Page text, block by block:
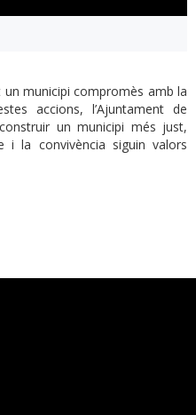
un municipi compromès amb la
accions, l’Ajuntament de
un municipi més just,
i la convivència siguin valors